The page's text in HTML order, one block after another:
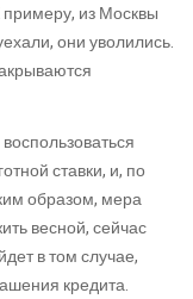
из Москвы
они уволились.
ставки, и, по
образом, мера
весной, сейчас
в том случае,
кредита.